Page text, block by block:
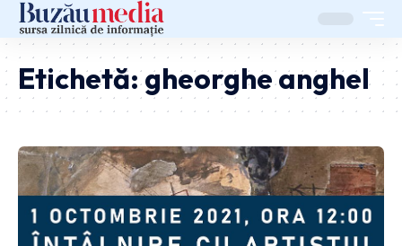
Etichetă:gheorghe anghel